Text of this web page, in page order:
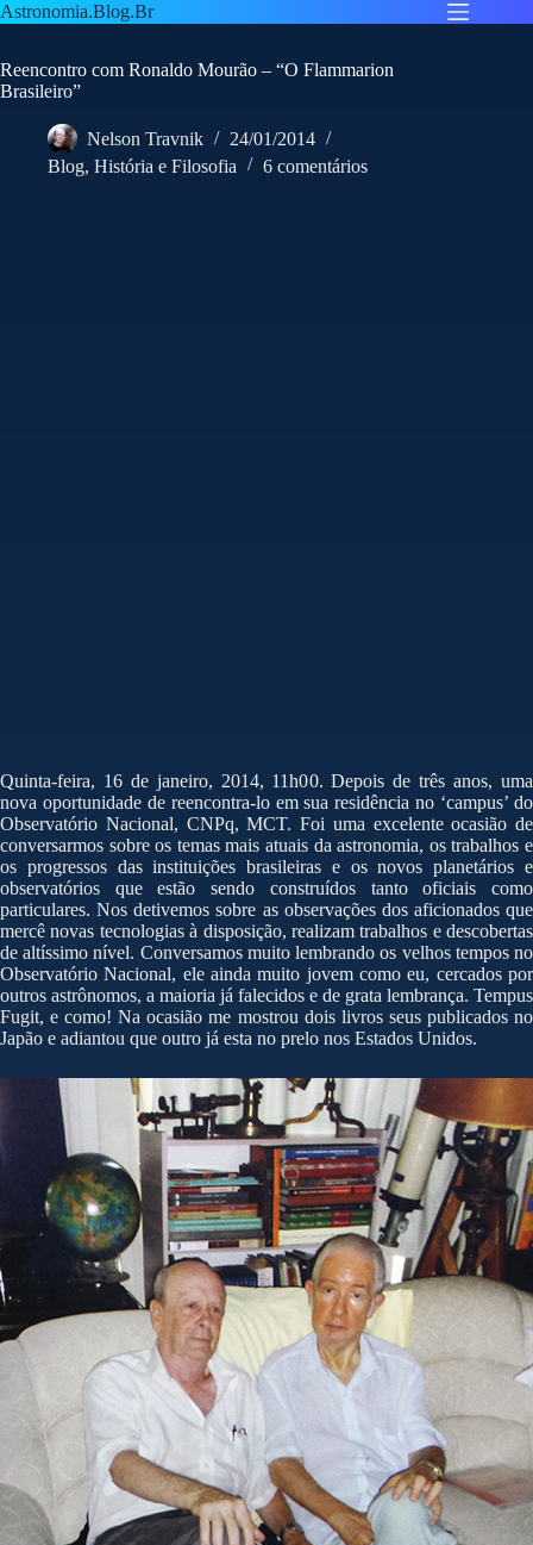
Pular
para
conteúdo
Astronomia.Blog.Br
Reencontro com Ronaldo Mourão – “O Flammarion
Brasileiro”
Nelson Travnik
24/01/2014
Blog, História e Filosofia 6 comentários
Quinta-feira, 16 de janeiro, 2014, 11h00. Depois de três anos, uma
nova oportunidade de reencontra-lo em sua residência no ‘campus’ do
Observatório Nacional, CNPq, MCT. Foi uma excelente ocasião de
conversarmos sobre os temas mais atuais da astronomia, os trabalhos e
os progressos das instituições brasileiras e os novos planetários e
observatórios que estão sendo construídos tanto oficiais como
particulares. Nos detivemos sobre as observações dos aficionados que
mercê novas tecnologias à disposição, realizam trabalhos e descobertas
de altíssimo nível. Conversamos muito lembrando os velhos tempos no
Observatório Nacional, ele ainda muito jovem como eu, cercados por
outros astrônomos, a maioria já falecidos e de grata lembrança. Tempus
Fugit, e como! Na ocasião me mostrou dois livros seus publicados no
Japão e adiantou que outro já esta no prelo nos Estados Unidos.